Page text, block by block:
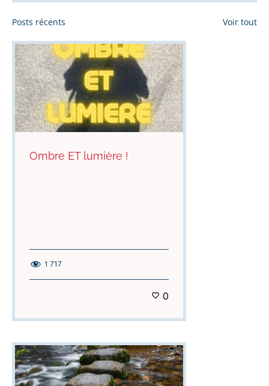
Posts récents Voir tout
Ombre ET lumière !
1 717
0